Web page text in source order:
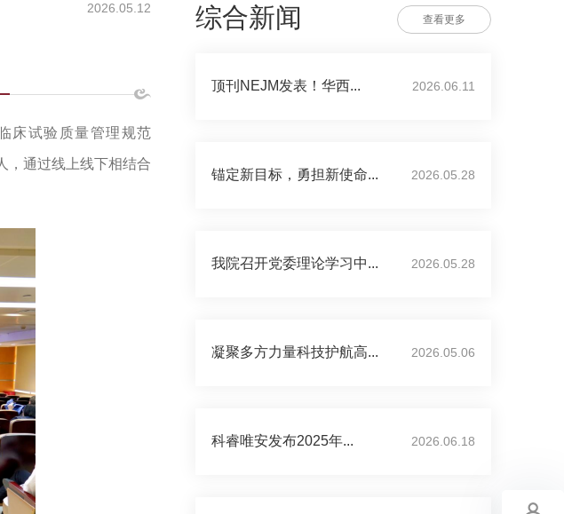
2026.05.12
床试验质量管理规范
，通过线上线下相结合
综合新闻 查看更多
顶刊NEJM发表！华西... 2026.06.11
锚定新目标，勇担新使命... 2026.05.28
我院召开党委理论学习中... 2026.05.28
凝聚多方力量科技护航高... 2026.05.06
科睿唯安发布2025年... 2026.06.18